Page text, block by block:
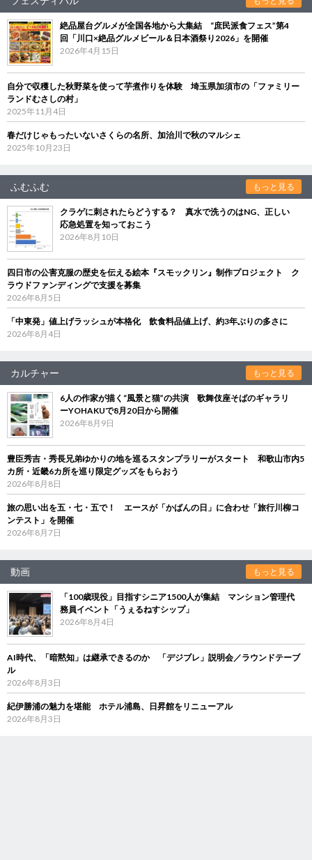
絶品屋台グルメが全国各地から大集結 “庶民派食フェス”第4
回「川口×絶品グルメビール＆日本酒祭り2026」を開催
2026年4月15日
自分で収穫した秋野菜を使って芋煮作りを体験 埼玉県加須市の「ファミリー
ランドむさしの村」
2025年11月4日
春だけじゃもったいないさくらの名所、加治川で秋のマルシェ
2025年10月23日
ふむふむ もっと見る
クラゲに刺されたらどうする？ 真水で洗うのはNG、正しい
応急処置を知っておこう
2026年8月10日
四日市の公害克服の歴史を伝える絵本『スモックリン』制作プロジェクト ク
ラウドファンディングで支援を募集
2026年8月5日
「中東発」値上げラッシュが本格化 飲食料品値上げ、約3年ぶりの多さに
2026年8月4日
カルチャー もっと見る
6人の作家が描く“風景と猫”の共演 歌舞伎座そばのギャラリ
ーYOHAKUで8月20日から開催
2026年8月9日
豊臣秀吉・秀長兄弟ゆかりの地を巡るスタンプラリーがスタート 和歌山市内5
カ所・近畿6カ所を巡り限定グッズをもらおう
2026年8月8日
旅の思い出を五・七・五で！ エースが「かばんの日」に合わせ「旅行川柳コ
ンテスト」を開催
2026年8月7日
動画 もっと見る
「100歳現役」目指すシニア1500人が集結 マンション管理代
務員イベント「うぇるねすシップ」
2026年8月4日
AI時代、「暗黙知」は継承できるのか 「デジブレ」説明会／ラウンドテーブ
ル
2026年8月3日
紀伊勝浦の魅力を堪能 ホテル浦島、日昇館をリニューアル
2026年8月3日